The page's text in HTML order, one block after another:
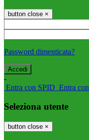
button close ×
Password dimenticata?
-
Entra con SPID Entra
Seleziona utente
button close ×